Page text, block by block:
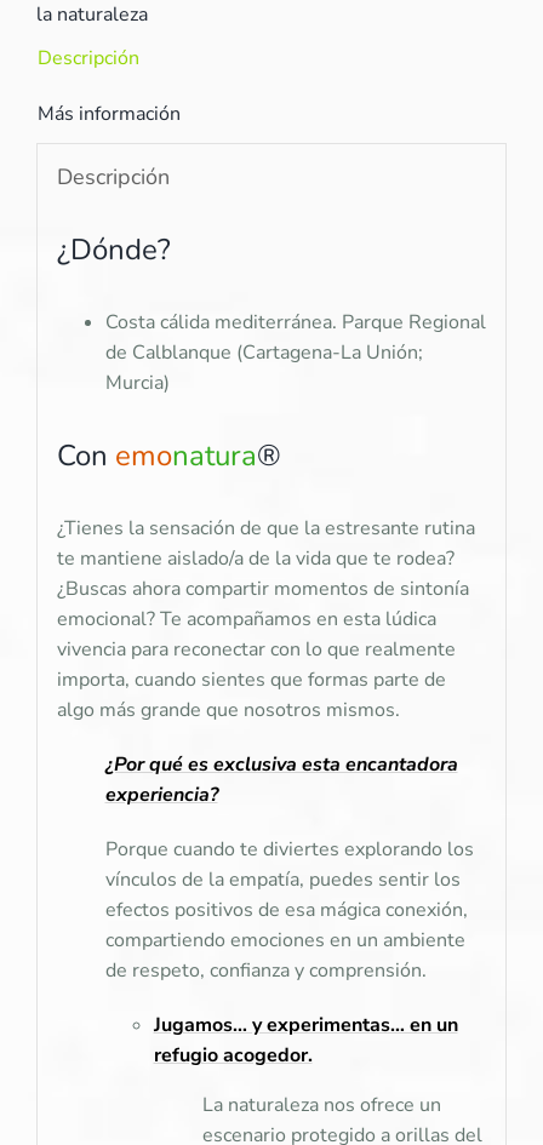
la naturaleza
Descripción
Más información
Descripción
¿Dónde?
Costa cálida mediterránea. Parque Regional
de Calblanque (Cartagena-La Unión;
Murcia)
Con emonatura®
¿Tienes la sensación de que la estresante rutina
te mantiene aislado/a de la vida que te rodea?
¿Buscas ahora compartir momentos de sintonía
emocional? Te acompañamos en esta lúdica
vivencia para reconectar con lo que realmente
importa, cuando sientes que formas parte de
algo más grande que nosotros mismos.
¿Por qué es exclusiva esta encantadora
experiencia?
Porque cuando te diviertes explorando los
vínculos de la empatía, puedes sentir los
efectos positivos de esa mágica conexión,
compartiendo emociones en un ambiente
de respeto, confianza y comprensión.
Jugamos… y experimentas… en un
refugio acogedor.
La naturaleza nos ofrece un
escenario protegido a orillas del